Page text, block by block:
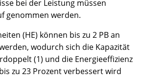
bei der Leistung müssen
genommen werden.
(HE) können bis zu 2 PB an
wodurch sich die Kapazität
(1) und die Energieeffizienz
zu 23 Prozent verbessert wird